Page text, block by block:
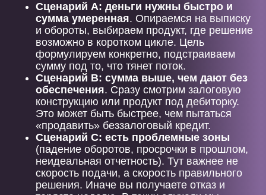
Сценарий А: деньги нужны быстро и
сумма умеренная. Опираемся на выписку
и обороты, выбираем продукт, где решение
возможно в коротком цикле. Цель
формулируем конкретно, подстраиваем
сумму под то, что тянет поток.
Сценарий B: сумма выше, чем дают без
обеспечения. Сразу смотрим залоговую
конструкцию или продукт под дебиторку.
Это может быть быстрее, чем пытаться
«продавить» беззалоговый кредит.
Сценарий C: есть проблемные зоны
(падение оборотов, просрочки в прошлом,
неидеальная отчетность). Тут важнее не
скорость подачи, а скорость правильного
решения. Иначе вы получаете отказ и